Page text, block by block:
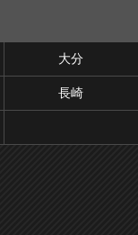
大分
長崎